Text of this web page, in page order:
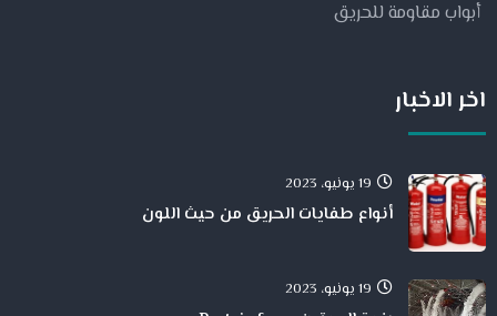
أبواب مقاومة للحريق
اخر الاخبار
19 يونيو، 2023
أنواع طفايات الحريق من حيث اللون
19 يونيو، 2023